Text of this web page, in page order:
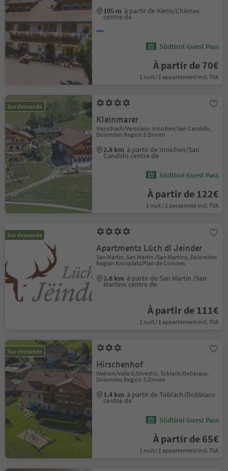
105 m à partir de Kiens/Chienes
centre de
Südtirol Guest Pass
À partir de 70€
1 nuit / 1 appartement incl. TVA
Sur demande
Kleinmarer
Vierschach/Versciaco, Innichen/San Candido,
Dolomites Region 3 Zinnen
2.8 km à partir de Innichen/San
Candido centre de
Südtirol Guest Pass
À partir de 122€
1 nuit / 2 personnes incl. TVA
Sur demande
Apartments Lüch dl Jeinder
San Martin, San Martin /San Martino, Dolomites
Region Kronplatz/Plan de Corones
2.8 km à partir de San Martin /San
Martino centre de
À partir de 111€
1 nuit / 1 appartement incl. TVA
Sur demande
Hirschenhof
Wahlen/Valle S.Silvestro, Toblach/Dobbiaco,
Dolomites Region 3 Zinnen
1.4 km à partir de Toblach/Dobbiaco
centre de
Südtirol Guest Pass
À partir de 65€
1 nuit / 1 appartement incl. TVA